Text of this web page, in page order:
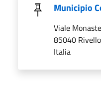
Municipio
Viale
85040
Italia